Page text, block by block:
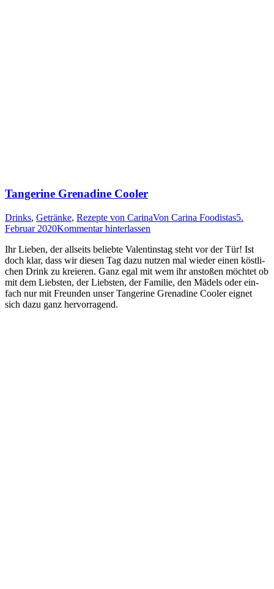
Tangerine Grenadine Cooler
Drinks, Getränke, Rezepte von CarinaVon Carina Foodistas5.
Februar 2020Kommentar hinterlassen
Ihr Lie­ben, der all­seits belieb­te Valen­tins­tag steht vor der Tür! Ist
doch klar, dass wir die­sen Tag dazu nut­zen mal wie­der einen köst­li­
chen Drink zu kre­ieren. Ganz egal mit wem ihr ansto­ßen möch­tet ob
mit dem Liebs­ten, der Liebs­ten, der Fami­lie, den Mädels oder ein­
fach nur mit Freun­den unser Tan­ge­ri­ne Gre­na­di­ne Coo­ler eig­net
sich dazu ganz hervorragend.